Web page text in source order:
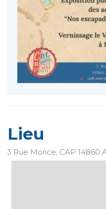
Lieu
3 Rue Morice, CAP 14860